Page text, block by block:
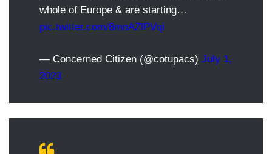
whole of Europe & are starting…
pic.twitter.com/8mnAZlPVqi
— Concerned Citizen (@cotupacs) July 1,
2023